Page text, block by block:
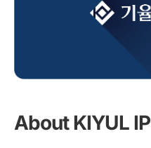
About KIYUL IP